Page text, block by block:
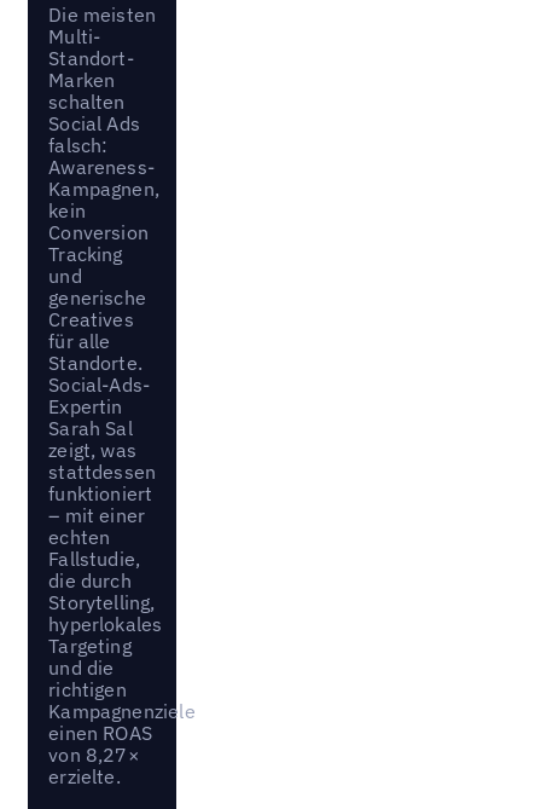
Die meisten
Multi-
Standort-
Marken
schalten
Social Ads
falsch:
Awareness-
Kampagnen,
kein
Conversion
Tracking
und
generische
Creatives
für alle
Standorte.
Social-Ads-
Expertin
Sarah Sal
zeigt, was
stattdessen
funktioniert
– mit einer
echten
Fallstudie,
die durch
Storytelling,
hyperlokales
Targeting
und die
richtigen
Kampagnenziele
einen ROAS
von 8,27×
erzielte.